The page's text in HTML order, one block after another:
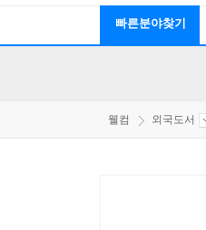
빠른분야찾기
웰컴 외국도서